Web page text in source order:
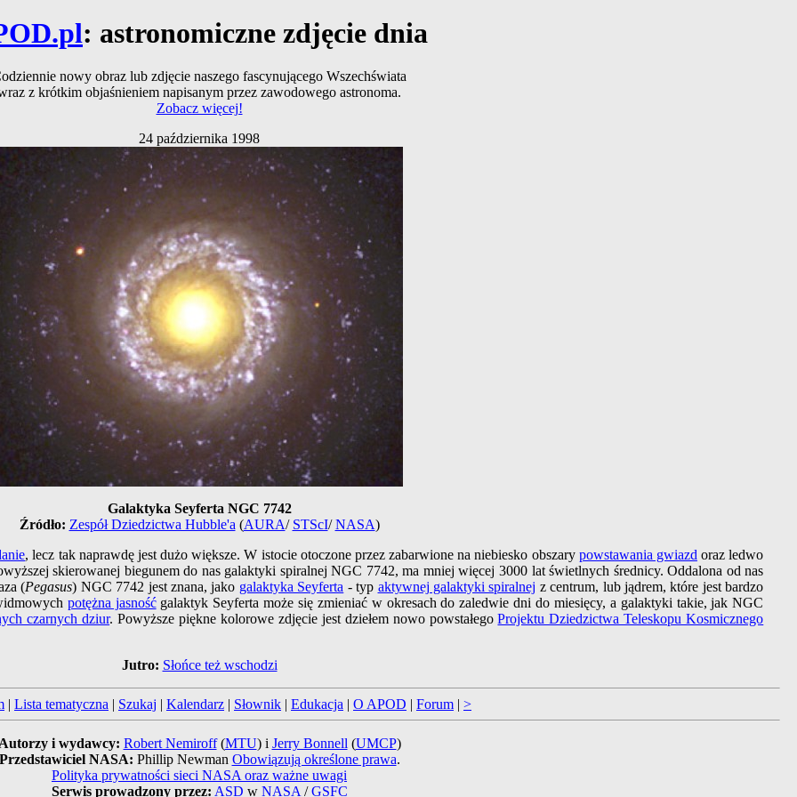
: astronomiczne zdjęcie dnia
nowy obraz lub zdjęcie naszego fascynującego Wszechświata
z krótkim objaśnieniem napisanym przez zawodowego astronoma.
Zobacz więcej!
24 października 1998
Galaktyka Seyferta NGC 7742
Źródło: Zespół Dziedzictwa Hubble'a (AURA/ STScI/NASA)
, lecz tak naprawdę jest dużo większe. W istocie otoczone przez zabarwione na niebiesko obszary powstawania gwiazd oraz ledwo
skierowanej biegunem do nas galaktyki spiralnej NGC 7742, ma mniej więcej 3000 lat świetlnych średnicy. Oddalona od nas
(Pegasus) NGC 7742 jest znana, jako galaktyka Seyferta - typ aktywnej galaktyki spiralnej z centrum, lub jądrem, które jest bardzo
potężna jasnośćgalaktyk Seyferta może się zmieniać w okresach do zaledwie dni do miesięcy, a galaktyki takie, jak NGC
czarnych dziur. Powyższe piękne kolorowe zdjęcie jest dziełem nowo powstałegoProjektu Dziedzictwa Teleskopu Kosmicznego
Jutro: Słońce też wschodzi
| Lista tematyczna | Szukaj | Kalendarz | Słownik | Edukacja | O APOD | Forum | >
i wydawcy: Robert Nemiroff(MTU) i Jerry Bonnell (UMCP)
NASA: Phillip Newman Obowiązują określone prawa.
Polityka prywatności sieci NASA oraz ważne uwagi
Serwis prowadzony przez: ASD w NASA /GSFC